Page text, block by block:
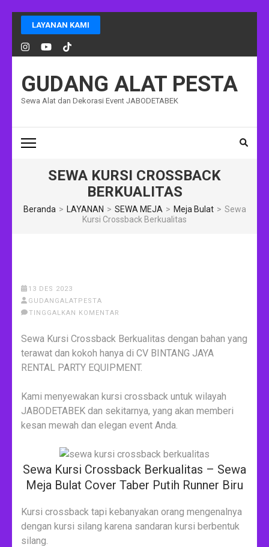
Lompat
ke
konten
Enter)
LAYANAN KAMI
GUDANG ALAT PESTA
Sewa Alat dan Dekorasi Event JABODETABEK
SEWA KURSI CROSSBACK
BERKUALITAS
Beranda > LAYANAN > SEWA MEJA > Meja Bulat > Sewa
Kursi Crossback Berkualitas
13 DES 2023
GUDANGALATPESTA
TINGGALKAN KOMENTAR
Sewa Kursi Crossback Berkualitas dengan bahan yang
terawat dan kokoh hanya di CV BINTANG JAYA
RENTAL PARTY EQUIPMENT.
Kami menyewakan kursi crossback untuk wilayah
JABODETABEK dan sekitarnya, yang akan memberi
kesan mewah dan elegan event Anda.
Sewa Kursi Crossback Berkualitas – Sewa
Meja Bulat Cover Taber Putih Runner Biru
Kursi crossback tapi kebanyakan orang mengenalnya
dengan kursi silang karena sandaran kursi berbentuk
silang.